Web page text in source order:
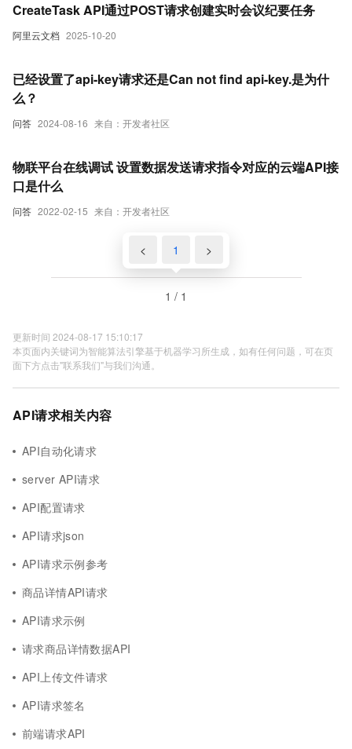
阿里云文档 2025-10-20
CreateTask API通过POST请求创建实时会议纪要任务
问答 2024-08-16 来自：开发者社区
已经设置了api-key请求还是Can not find api-key.是为什
么？
问答 2022-02-15 来自：开发者社区
物联平台在线调试 设置数据发送请求指令对应的云端API接
口是什么
< 1 >
1 / 1
更新时间 2024-08-17 15:10:17
本页面内关键词为智能算法引擎基于机器学习所生成，如有任何问题，可在页
面下方点击"联系我们"与我们沟通。
API请求相关内容
API自动化请求
server API请求
API配置请求
API请求json
API请求示例参考
商品详情API请求
API请求示例
请求商品详情数据API
API上传文件请求
API请求签名
前端请求API